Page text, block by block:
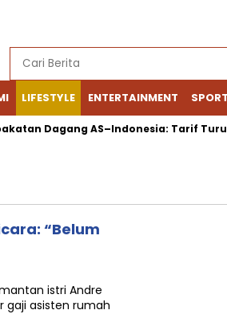
LIFESTYLE ENTERTAINMENT SPORT
Dagang AS–Indonesia: Tarif Turun,
“Belum
mantan istri Andre
gaji asisten rumah